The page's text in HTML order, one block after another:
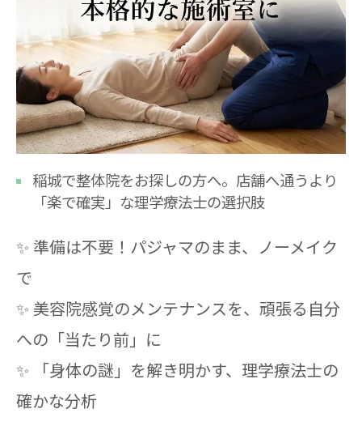
稲城で整体院をお探しの方へ。店舗へ通うより
「楽で確実」な理学療法士の選択肢
✨ 準備は不要！パジャマのまま、ノーメイク
で
✨ 美容院感覚のメンテナンスを、頑張る自分
への「当たり前」に
✨ 「身体の謎」を解き明かす、理学療法士の
確かな分析